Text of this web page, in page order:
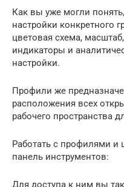
Как вы уже могли
настройки конкретного
цветовая схема,
индикаторы и
настройки.
Профили же
расположения всех
рабочего пространства
Работать с профилями и
панель инструментов:
Для доступа к ним вы